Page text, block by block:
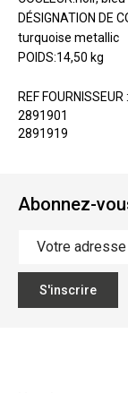
DÉSIGNATION DE
turquoise metallic
POIDS:14,50 kg
REF FOURNISSEUR :
2891901
2891919
Abonnez-
S'inscrire